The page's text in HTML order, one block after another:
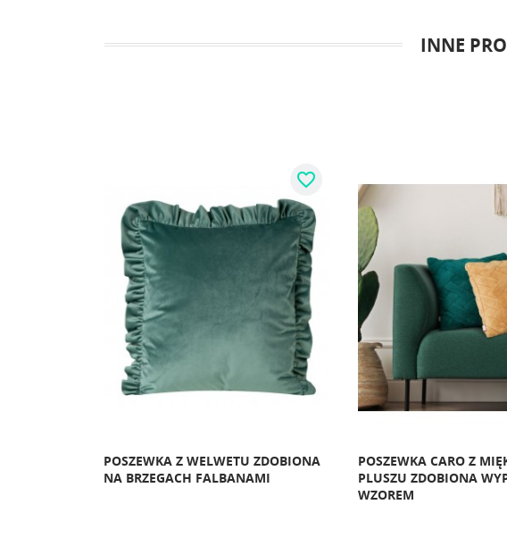
INNE
POSZEWKA Z WELWETU ZDOBIONA
NA BRZEGACH FALBANAMI
favorite_border
POSZEWKA CARO Z
PLUSZU ZDOBIONA
WZOREM